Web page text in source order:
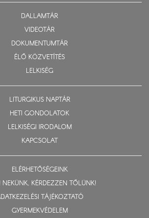
DALLAMTÁR
VIDEOTÁR
DOKUMENTUMTÁR
ÉLŐ KÖZVETÍTÉS
LELKISÉG
LITURGIKUS NAPTÁR
HETI GONDOLATOK
LELKISÉGI IRODALOM
KAPCSOLAT
ELÉRHETŐSÉGEINK
NEKÜNK, KÉRDEZZEN TŐLÜNK!
TÁJÉKOZTATÓ
GYERMEKVÉDELEM